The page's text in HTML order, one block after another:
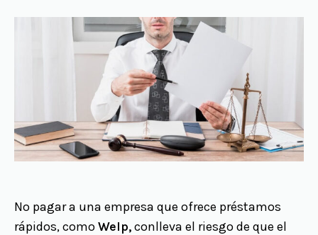
No pagar a una empresa que ofrece préstamos
rápidos, comoWelp,conlleva el riesgo de que el